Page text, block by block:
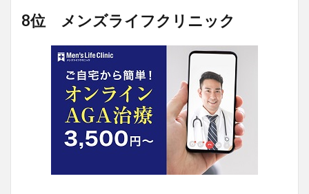
8位 メンズライフクリニック